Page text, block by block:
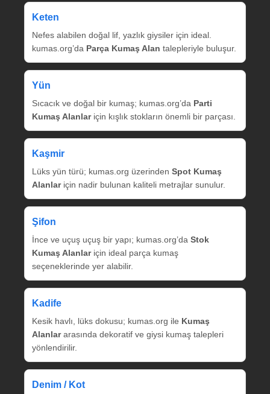
Keten
Nefes alabilen doğal lif, yazlık giysiler için ideal.
kumas.org’da Parça Kumaş Alan talepleriyle buluşur.
Yün
Sıcacık ve doğal bir kumaş; kumas.org’da Parti
Kumaş Alanlariçin kışlık stokların önemli bir parçası.
Kaşmir
Lüks yün türü; kumas.org üzerinden Spot Kumaş
Alanlariçin nadir bulunan kaliteli metrajlar sunulur.
Şifon
İnce ve uçuş uçuş bir yapı; kumas.org’da Stok
Kumaş Alanlariçin ideal parça kumaş
seçeneklerinde yer alabilir.
Kadife
Kesik havlı, lüks dokusu; kumas.org ile Kumaş
Alanlararasında dekoratif ve giysi kumaş talepleri
yönlendirilir.
Denim / Kot